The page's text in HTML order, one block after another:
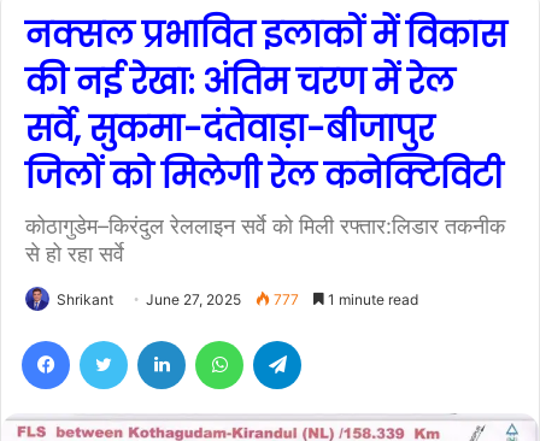
नक्सल प्रभावित इलाकों में विकास
की नई रेखा: अंतिम चरण में रेल
सर्वे, सुकमा-दंतेवाड़ा-बीजापुर
जिलों को मिलेगी रेल कनेक्टिविटी
कोठागुडेम–किरंदुल रेललाइन सर्वे को मिली रफ्तार:लिडार तकनीक
से हो रहा सर्वे
Shrikant June 27, 2025 777 1 minute read